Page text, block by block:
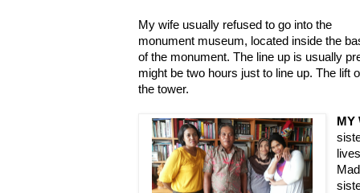
My wife usually refused to go into the
monument museum, located inside the
of the monument. The line up is usually
might be two hours just to line up. The lift
the tower.
MY